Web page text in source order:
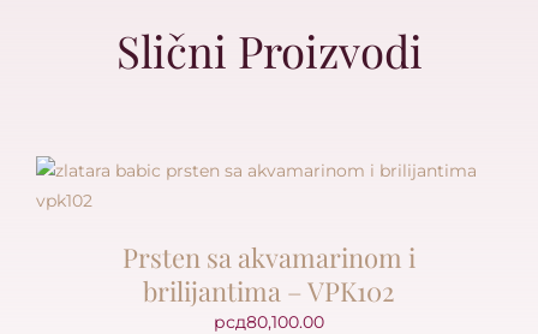
Slični Proizvodi
Prsten sa akvamarinom i
brilijantima – VPK102
рсд80,100.00